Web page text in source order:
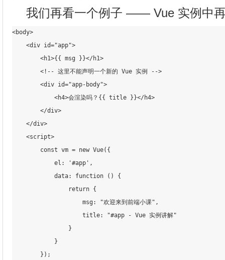
我们再看一个例子 —— Vue 实例中
<body>
    <div id="app">
        <h1>{
{ msg }}</h1>
        <!-- 这里不能声明一个新的 Vue 实例 -->
        <div id="app-body">
            <h4>会渲染吗？{
{ title }}</h4>
        </div>
    </div>
    <script>
        const vm = new Vue({
            el: '#app',
            data: function () {
                return {
                    msg: "欢迎来到前端小课",
                    title: "#app - Vue 实例讲解"
                }
            }
        });